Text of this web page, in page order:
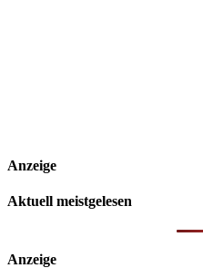
Anzeige
Aktuell meistgelesen
Anzeige